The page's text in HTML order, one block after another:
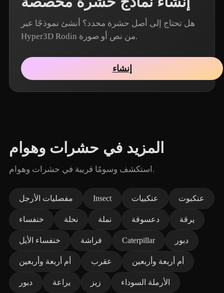
هل تحتاج إلى أصل حشرة محدد؟ أنشئ نموذجًا عبر
Hyper3D Rodin من نص أو صورة.
إنشاء
المزيد في حشرات وهوام
استكشف وسومًا قريبة في حشرات وهوام.
مفصليات الأرجل Insect عنكبيات عنكبوت
خنفساء نحلة نملة دعسوقة يرقة
خنفساء الأيل فراشة Caterpillar دبور
أم أربعة وأربعين عقرب أم أربعة وأربعين
دبور يراعة زيز الأرملة السوداء